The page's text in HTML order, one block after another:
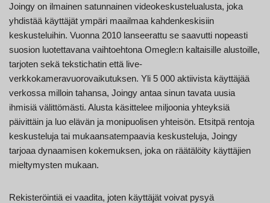
Joingy on ilmainen satunnainen videokeskustelualusta, joka
yhdistää käyttäjät ympäri maailmaa kahdenkeskisiin
keskusteluihin. Vuonna 2010 lanseerattu se saavutti nopeasti
suosion luotettavana vaihtoehtona Omegle:n kaltaisille alustoille,
tarjoten sekä tekstichatin että live-
verkkokameravuorovaikutuksen. Yli 5 000 aktiivista käyttäjää
verkossa milloin tahansa, Joingy antaa sinun tavata uusia
ihmisiä välittömästi. Alusta käsittelee miljoonia yhteyksiä
päivittäin ja luo elävän ja monipuolisen yhteisön. Etsitpä rentoja
keskusteluja tai mukaansatempaavia keskusteluja, Joingy
tarjoaa dynaamisen kokemuksen, joka on räätälöity käyttäjien
mieltymysten mukaan.
Rekisteröintiä ei vaadita, joten käyttäjät voivat pysyä